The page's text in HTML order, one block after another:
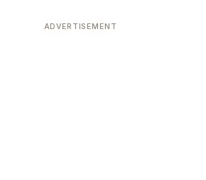
ADVERTISEMENT